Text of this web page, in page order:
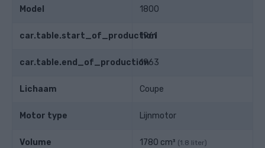
Model 1800
car.table.start_of_production
1961
car.table.end_of_production1963
Lichaam Coupe
Motor type Lijnmotor
Volume 1780 cm³ (1.8 liter)